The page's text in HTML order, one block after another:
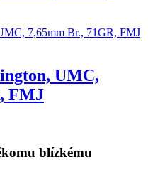
UMC,
FMJ
blízkému